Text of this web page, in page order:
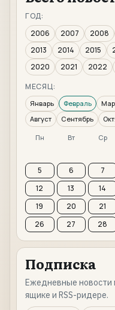
ГОД:
2006
2007 2008
2013
2014 2015
2020
2021 2022
МЕСЯЦ:
Январь Февраль
Август
Сентябрь
Пн Вт Ср
5
6 7
12
13 14
19
20 21
26
27 28
Подписка
Ежедневные новости
ящике и RSS-ридере.